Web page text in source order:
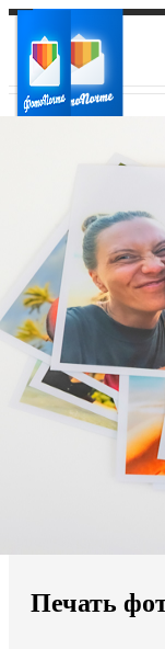
Ваш регион доставки
Выберите из
Мы доставляем по
Продолжить без
Печать